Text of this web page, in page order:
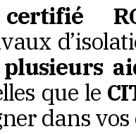
que le
dans